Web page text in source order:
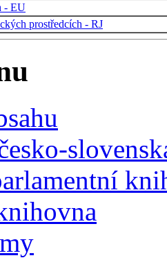
- EU
prostředcích - RJ